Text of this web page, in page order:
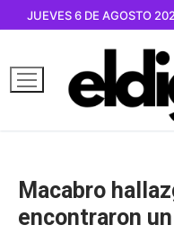
contenido
JUEVES 6 DE AGOSTO
Macabro
encontraron